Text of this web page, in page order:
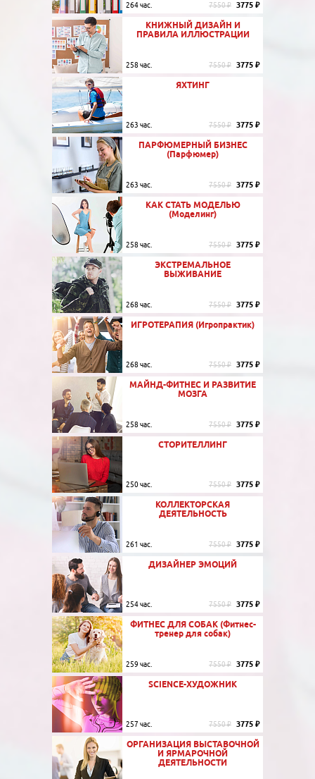
264 час. 7550 ₽ 3775 ₽
КНИЖНЫЙ ДИЗАЙН И
ПРАВИЛА ИЛЛЮСТРАЦИИ
258 час. 7550 ₽ 3775 ₽
ЯХТИНГ
263 час. 7550 ₽ 3775 ₽
ПАРФЮМЕРНЫЙ БИЗНЕС
(Парфюмер)
263 час. 7550 ₽ 3775 ₽
КАК СТАТЬ МОДЕЛЬЮ
(Моделинг)
258 час. 7550 ₽ 3775 ₽
ЭКСТРЕМАЛЬНОЕ
ВЫЖИВАНИЕ
268 час. 7550 ₽ 3775 ₽
ИГРОТЕРАПИЯ (Игропрактик)
268 час. 7550 ₽ 3775 ₽
МАЙНД-ФИТНЕС И РАЗВИТИЕ
МОЗГА
258 час. 7550 ₽ 3775 ₽
СТОРИТЕЛЛИНГ
250 час. 7550 ₽ 3775 ₽
КОЛЛЕКТОРСКАЯ
ДЕЯТЕЛЬНОСТЬ
261 час. 7550 ₽ 3775 ₽
ДИЗАЙНЕР ЭМОЦИЙ
254 час. 7550 ₽ 3775 ₽
ФИТНЕС ДЛЯ СОБАК (Фитнес-
тренер для собак)
259 час. 7550 ₽ 3775 ₽
SCIENCE-ХУДОЖНИК
257 час. 7550 ₽ 3775 ₽
ОРГАНИЗАЦИЯ ВЫСТАВОЧНОЙ
И ЯРМАРОЧНОЙ
ДЕЯТЕЛЬНОСТИ